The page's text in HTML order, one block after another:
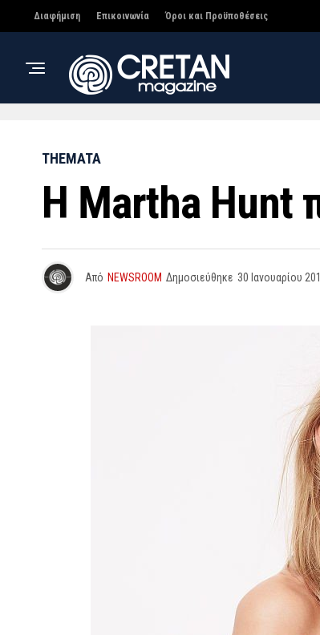
Διαφήμιση Επικοινωνία Όροι και Προϋποθέσεις
THEMATA
Η Martha Hunt
Από NEWSROOM Δημοσιεύθηκε 30 Ιανουαρίου